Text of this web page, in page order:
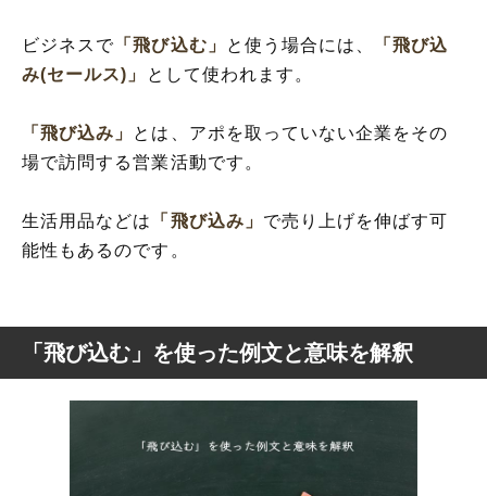
ビジネスで 「飛び込む」 と使う場合には、
「飛び込
み(セールス)」
として使われます。
「飛び込み」 とは、アポを取っていない企業をその
場で訪問する営業活動です。
生活用品などは 「飛び込み」 で売り上げを伸ばす可
能性もあるのです。
「飛び込む」を使った例文と意味を解釈